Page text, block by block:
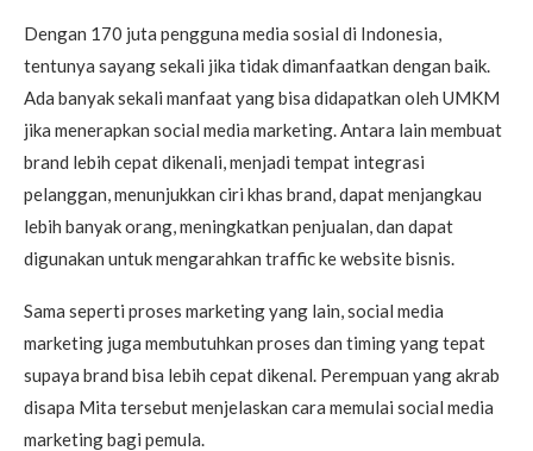
Dengan 170 juta pengguna media sosial di Indonesia,
tentunya sayang sekali jika tidak dimanfaatkan dengan baik.
Ada banyak sekali manfaat yang bisa didapatkan oleh UMKM
jika menerapkan social media marketing. Antara lain membuat
brand lebih cepat dikenali, menjadi tempat integrasi
pelanggan, menunjukkan ciri khas brand, dapat menjangkau
lebih banyak orang, meningkatkan penjualan, dan dapat
digunakan untuk mengarahkan traffic ke website bisnis.
Sama seperti proses marketing yang lain, social media
marketing juga membutuhkan proses dan timing yang tepat
supaya brand bisa lebih cepat dikenal. Perempuan yang akrab
disapa Mita tersebut menjelaskan cara memulai social media
marketing bagi pemula.